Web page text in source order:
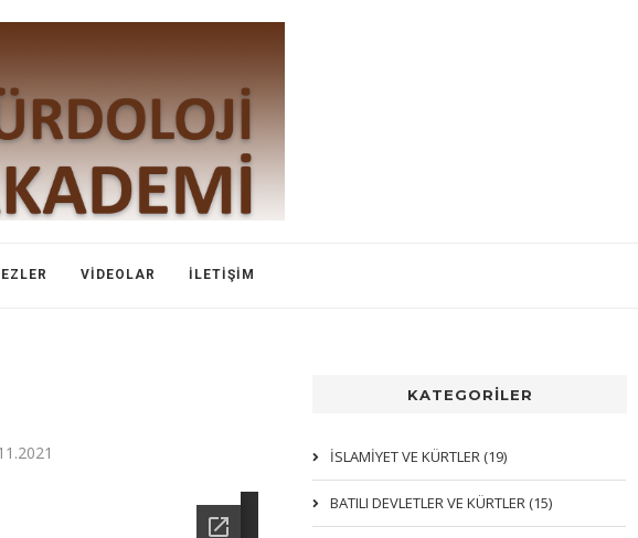
VIDEOLAR İLETIŞIM
KATEGORİLER
İSLAMIYET VE KÜRTLER (19)
BATILI DEVLETLER VE KÜRTLER (15)